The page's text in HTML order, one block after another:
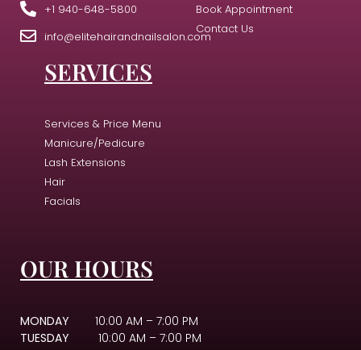
+1 940-648-5800
info@elitehairandnailsalon.com
Book Appointment
Contact Us
SERVICES
Services & Price Menu
Manicure/Pedicure
Lash Extensions
Hair
Facials
OUR HOURS
MONDAY 10:00 AM – 7:00 PM
TUESDAY
10:00 AM – 7:00 PM